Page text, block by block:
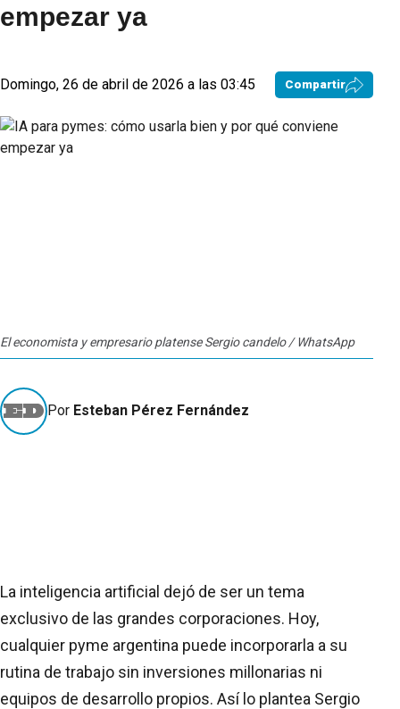
empezar ya
Domingo, 26 de abril de 2026 a las 03:45 Compartir
El economista y empresario platense Sergio candelo / WhatsApp
Por Esteban Pérez Fernández
La inteligencia artificial dejó de ser un tema
exclusivo de las grandes corporaciones. Hoy,
cualquier pyme argentina puede incorporarla a su
rutina de trabajo sin inversiones millonarias ni
equipos de desarrollo propios. Así lo plantea Sergio